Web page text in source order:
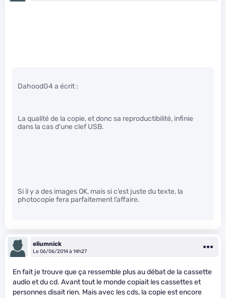
DahoodG4 a écrit :
La qualité de la copie, et donc sa reproductibilité, infinie
dans la cas d’une clef USB.
Si il y a des images OK, mais si c’est juste du texte, la
photocopie fera parfaitement l’affaire.
eliumnick
Le 06/06/2014 à 14h27
En fait je trouve que ça ressemble plus au débat de la cassette
audio et du cd. Avant tout le monde copiait les cassettes et
personnes disait rien. Mais avec les cds, la copie est encore